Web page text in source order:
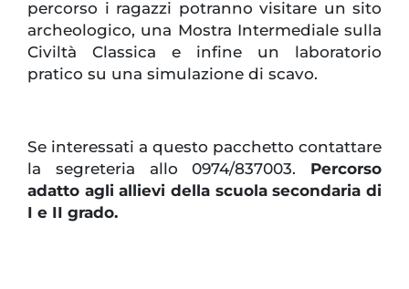
percorso i ragazzi potranno visitare un sito
archeologico, una Mostra Intermediale sulla
Civiltà Classica e infine un laboratorio
pratico su una simulazione di scavo.
Se interessati a questo pacchetto contattare
la segreteria allo 0974/837003. Percorso
adatto agli allievi della scuola secondaria di
I e II grado.